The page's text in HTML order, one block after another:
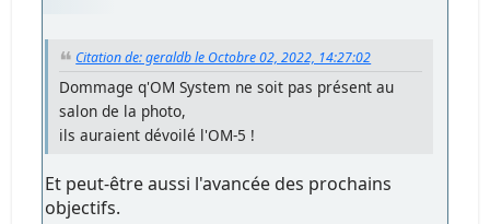
Citation de: geraldb le Octobre 02, 2022, 14:27:02
Dommage q'OM System ne soit pas présent au
salon de la photo,
ils auraient dévoilé l'OM-5 !
Et peut-être aussi l'avancée des prochains
objectifs.